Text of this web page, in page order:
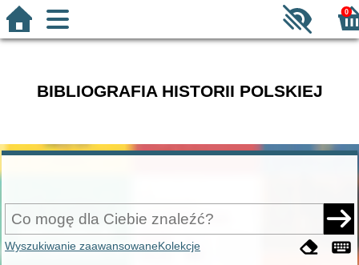
0
BIBLIOGRAFIA HISTORII POLSKIEJ
Wyszukiwanie zaawansowaneKolekcje